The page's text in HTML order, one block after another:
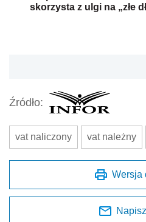
skorzysta z ulgi na „złe
Źródło:
vat naliczony vat należny
Wersja